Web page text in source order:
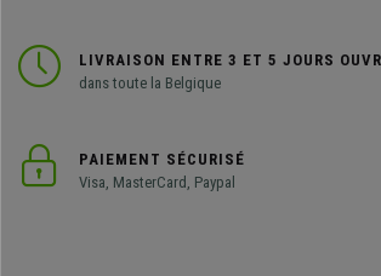
LIVRAISON ENTRE 3 ET 5 JOURS
dans toute la Belgique
PAIEMENT SÉCURISÉ
Visa, MasterCard, Paypal